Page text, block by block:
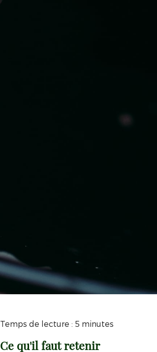
Temps de lecture : 5 minutes
Ce qu'il faut retenir